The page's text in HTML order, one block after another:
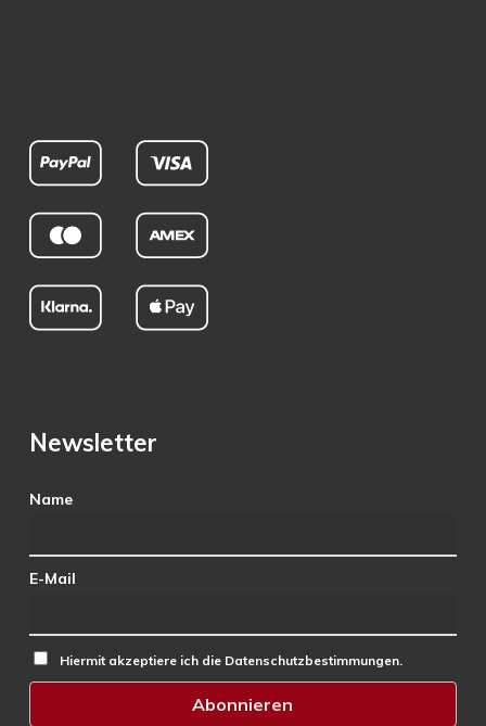
Newsletter
Name
E-Mail
Hiermit akzeptiere ich die Datenschutzbestimmungen.